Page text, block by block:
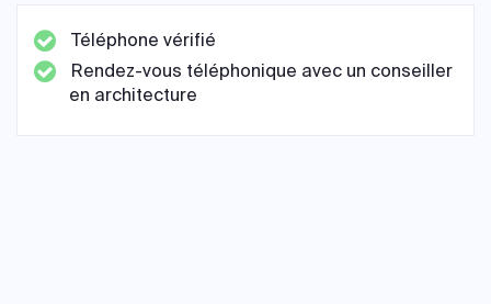
Téléphone vérifié
Rendez-vous téléphonique avec un conseiller
en architecture